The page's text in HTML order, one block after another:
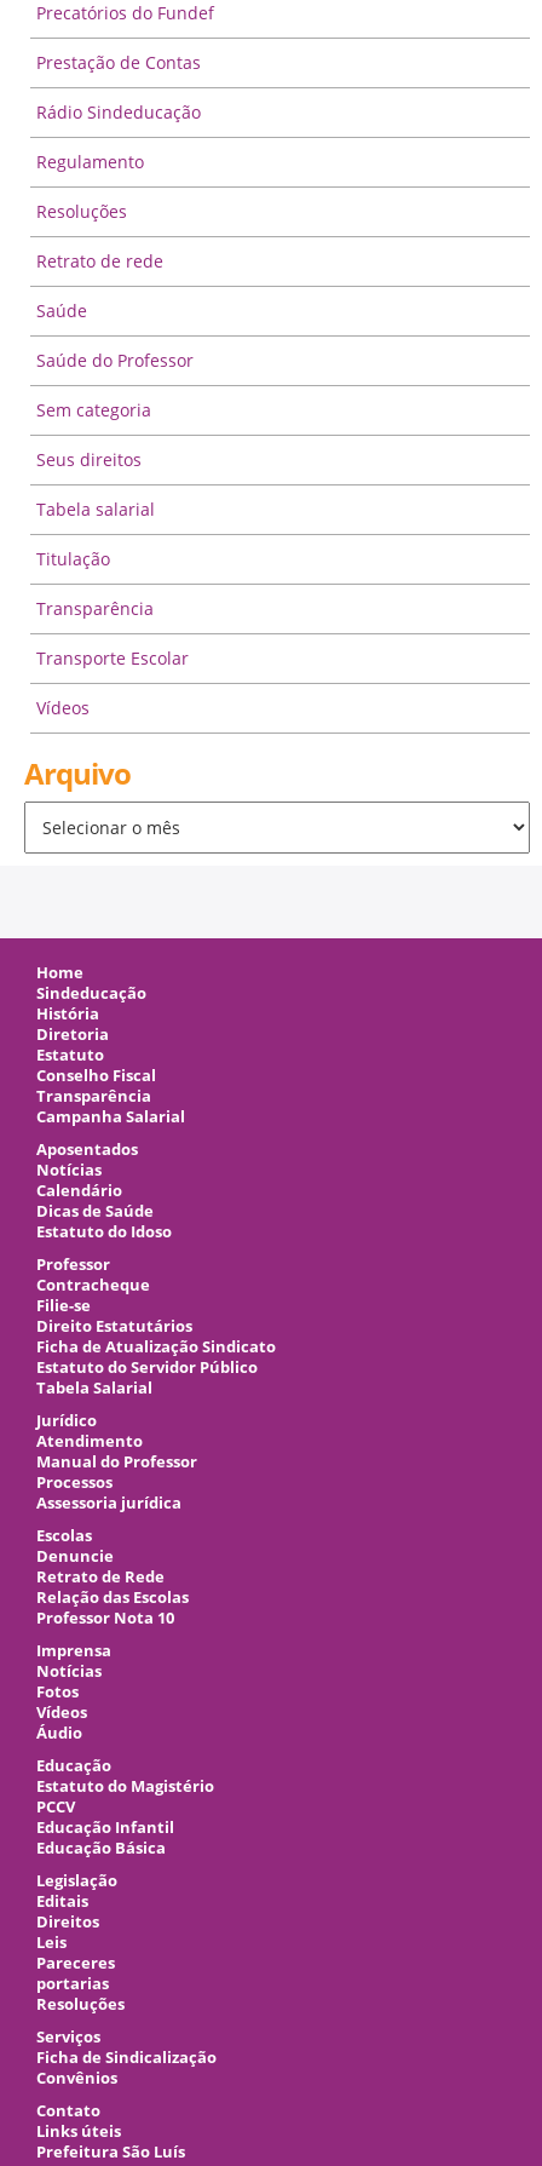
Precatórios do Fundef
Prestação de Contas
Rádio Sindeducação
Regulamento
Resoluções
Retrato de rede
Saúde
Saúde do Professor
Sem categoria
Seus direitos
Tabela salarial
Titulação
Transparência
Transporte Escolar
Vídeos
Arquivo
Home
Sindeducação
História
Diretoria
Estatuto
Conselho Fiscal
Transparência
Campanha Salarial
Aposentados
Notícias
Calendário
Dicas de Saúde
Estatuto do Idoso
Professor
Contracheque
Filie-se
Direito Estatutários
Ficha de Atualização Sindicato
Estatuto do Servidor Público
Tabela Salarial
Jurídico
Atendimento
Manual do Professor
Processos
Assessoria jurídica
Escolas
Denuncie
Retrato de Rede
Relação das Escolas
Professor Nota 10
Imprensa
Notícias
Fotos
Vídeos
Áudio
Educação
Estatuto do Magistério
PCCV
Educação Infantil
Educação Básica
Legislação
Editais
Direitos
Leis
Pareceres
portarias
Resoluções
Serviços
Ficha de Sindicalização
Convênios
Contato
Links úteis
Prefeitura São Luís